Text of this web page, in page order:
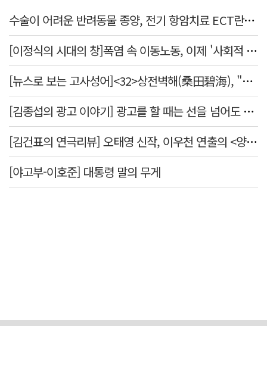
수술이 어려운 반려동물 종양, 전기 항암치료 ECT란? [반려동물 건강톡톡]
[이정식의 시대의 창]폭염 속 이동노동, 이제 '사회적 위험 관리'로 전환할 때
[뉴스로 보는 고사성어]<32>상전벽해(桑田碧海), "뽕나무밭이 푸른 바다가 되었다."
[김종섭의 광고 이야기] 광고를 할 때는 선을 넘어도 좋습니다.
[김건표의 연극리뷰] 오태영 신작, 이우천 연출의 <양은 양순하다>"국민을 온순한 양으로 길들이는 전체주의적 정치의 알레고리"
[야고부-이호준] 대통령 말의 무게